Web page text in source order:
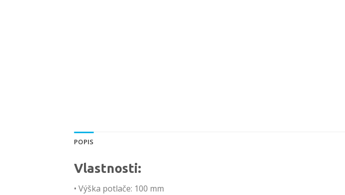
POPIS
Vlastnosti:
• Výška potlače: 100 mm